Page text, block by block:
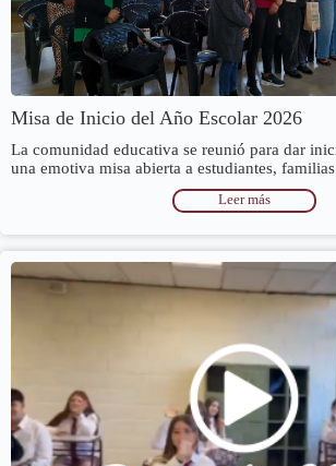
Misa de Inicio del Año Escolar 2026
La comunidad educativa se reunió para dar
una emotiva misa abierta a estudiantes,
Leer más